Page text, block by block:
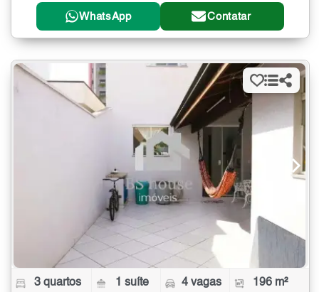
WhatsApp Contatar
3 quartos 1 suíte 4 vagas 196 m²